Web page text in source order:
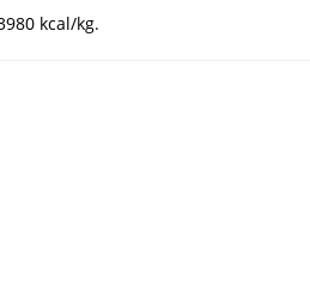
kcal/kg.